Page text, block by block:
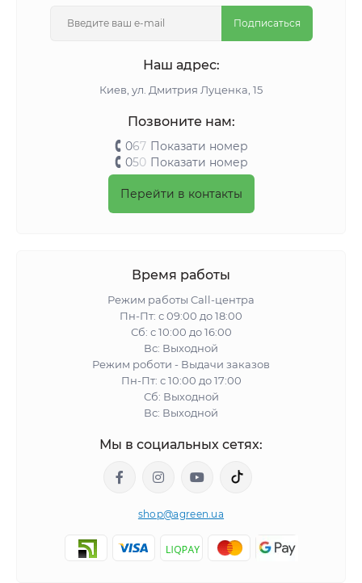
Подписаться
Наш адрес:
Киeв, ул. Дмитрия Луценка, 15
Позвоните нам:
067 Показати номер
050 Показати номер
Перейти в контакты
Время работы
Режим работы Call-центра
Пн-Пт: с 09:00 до 18:00
Сб: с 10:00 до 16:00
Вс: Выходной
Режим роботи - Выдачи заказов
Пн-Пт: с 10:00 до 17:00
Сб: Выходной
Вс: Выходной
Мы в социальных сетях:
shop@agreen.ua